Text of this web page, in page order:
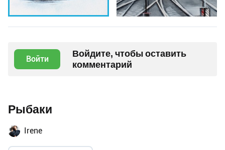
Войти
Войдите, чтобы оставить
комментарий
Рыбаки
Irene